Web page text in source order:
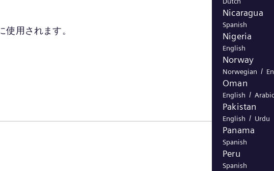
Nicaragua
Spanish
Nigeria
English
Norway
Norwegian /
Oman
English / Arabic
Pakistan
English / Urdu
Panama
Spanish
Peru
Spanish
用されます。